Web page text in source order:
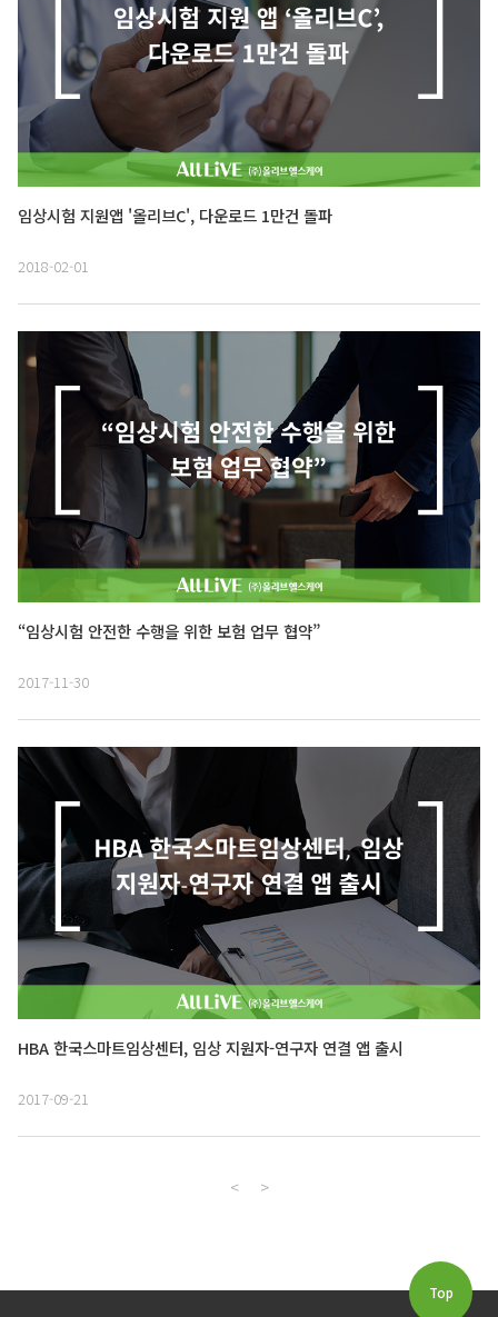
임상시험 지원앱 '올리브C', 다운로드 1만건 돌파
2018-02-01
“임상시험 안전한 수행을 위한 보험 업무 협약”
2017-11-30
HBA 한국스마트임상센터, 임상 지원자-연구자 연결 앱 출시
2017-09-21
< >
Top